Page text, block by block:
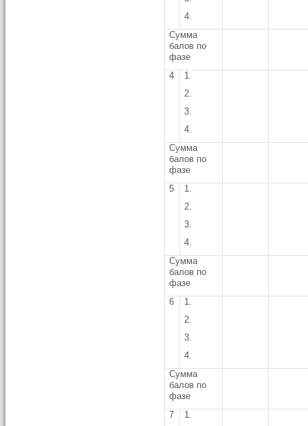
4.
Сумма
балов по
фазе
4
1.
2.
3.
4.
Сумма
балов по
фазе
5
1.
2.
3.
4.
Сумма
балов по
фазе
6
1.
2.
3.
4.
Сумма
балов по
фазе
7
1.